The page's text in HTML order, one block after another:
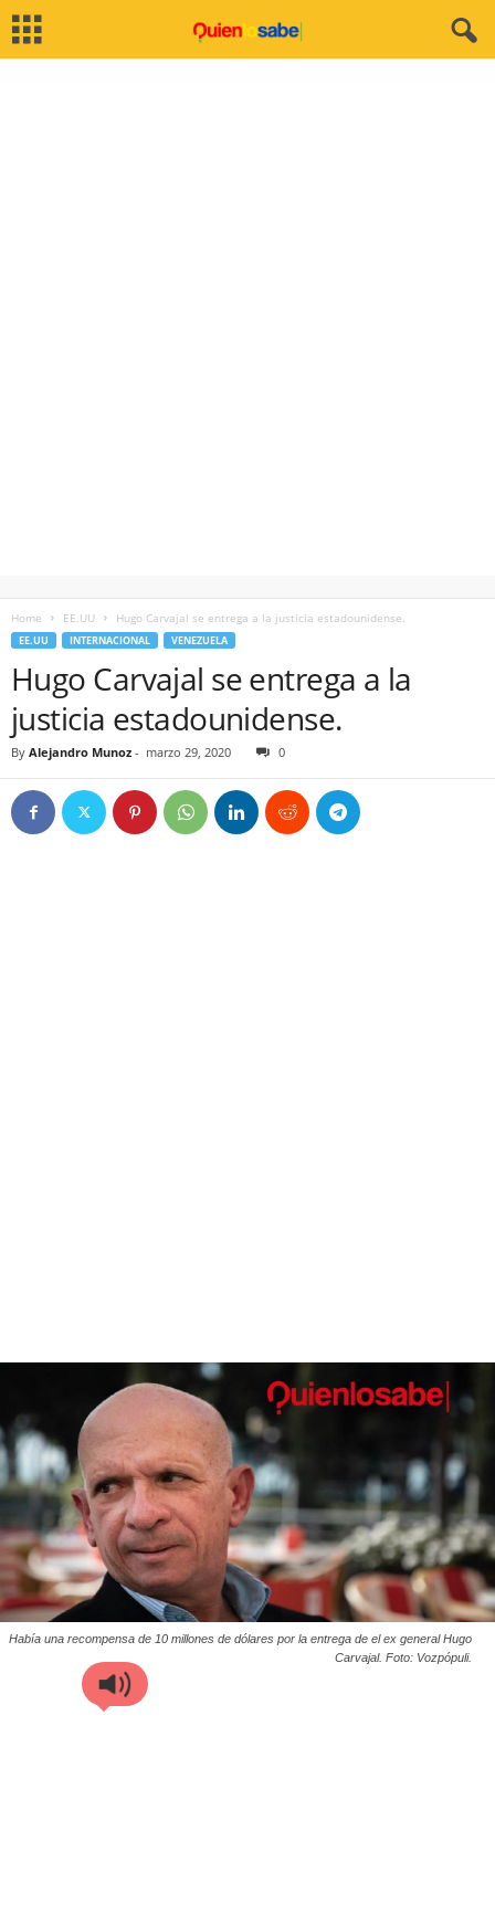
Home EE.UU Hugo Carvajal se entrega a la justicia estadounidense.
EE.UU INTERNACIONAL VENEZUELA
Hugo Carvajal se entrega a la
justicia estadounidense.
By Alejandro Munoz - marzo 29, 2020 0
Había una recompensa de 10 millones de dólares por la entrega de el ex general Hugo
Carvajal. Foto: Vozpópuli.